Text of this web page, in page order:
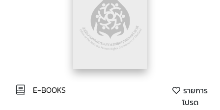
E-BOOKS
รายการ
โปรด